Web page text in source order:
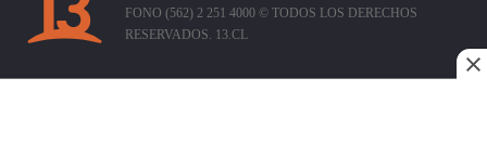
FONO (562) 2 251 4000 © TODOS LOS DERECHOS
RESERVADOS. 13.CL